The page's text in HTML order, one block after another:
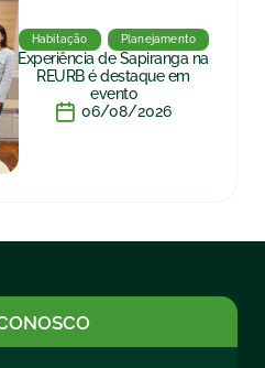
Habitação Planejamento
Experiência de Sapiranga na
REURB é destaque em
evento
06/08/2026